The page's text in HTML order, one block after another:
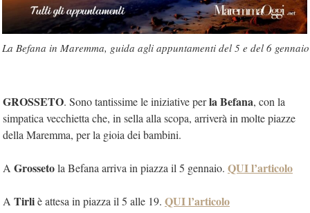
La Befana in Maremma, guida agli appuntamenti del 5 e del 6 gennaio
GROSSETO. Sono tantissime le iniziative perla Befana, con la
simpatica vecchietta che, in sella alla scopa, arriverà in molte piazze
della Maremma, per la gioia dei bambini.
A Grossetola Befana arriva in piazza il 5 gennaio. QUI l’articolo
A Tirliè attesa in piazza il 5 alle 19. QUI l’articolo